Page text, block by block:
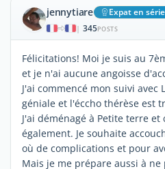
jennytiare Expat en série
| 345POSTS
Félicitations! Moi je suis au
et je n'ai aucune angoisse
J'ai commencé mon suivi avec
géniale et l'éccho thérèse est
J'ai déménagé à Petite terre
également. Je souhaite
où de complications et pour
Mais je me prépare aussi à